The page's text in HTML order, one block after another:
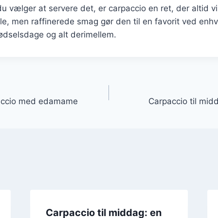
vælger at servere det, er carpaccio en ret, der altid
men raffinerede smag gør den til en favorit ved
og alt derimellem.
med edamame Carpaccio til
Carpaccio til middag: en